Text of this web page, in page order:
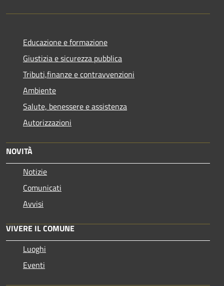
Educazione e formazione
Giustizia e sicurezza pubblica
Tributi,finanze e contravvenzioni
Ambiente
Salute, benessere e assistenza
Autorizzazioni
NOVITÀ
Notizie
Comunicati
Avvisi
VIVERE IL COMUNE
Luoghi
Eventi